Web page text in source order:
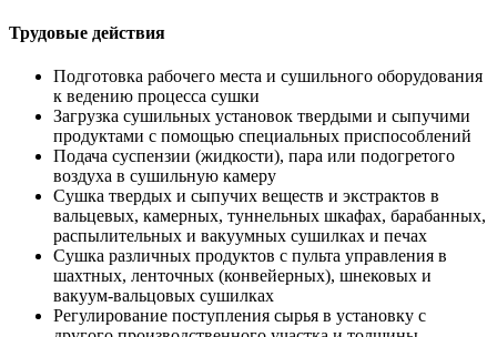
Трудовые действия
Подготовка рабочего места и сушильного оборудования
к ведению процесса сушки
Загрузка сушильных установок твердыми и сыпучими
продуктами с помощью специальных приспособлений
Подача суспензии (жидкости), пара или подогретого
воздуха в сушильную камеру
Сушка твердых и сыпучих веществ и экстрактов в
вальцевых, камерных, туннельных шкафах, барабанных,
распылительных и вакуумных сушилках и печах
Сушка различных продуктов с пульта управления в
шахтных, ленточных (конвейерных), шнековых и
вакуум-вальцовых сушилках
Регулирование поступления сырья в установку с